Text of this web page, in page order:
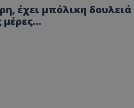
έχει μπόλικη δουλειά